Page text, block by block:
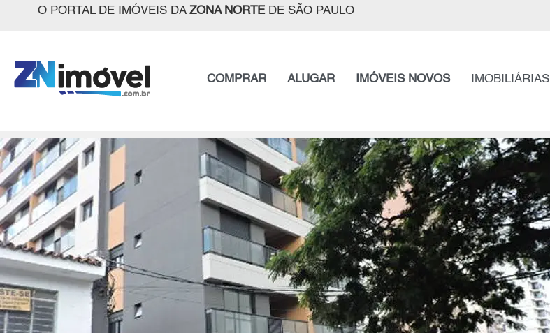
O PORTAL DE IMÓVEIS DA ZONA NORTEDE SÃO PAULO
COMPRAR ALUGAR IMÓVEIS NOVOS IMOBILIÁRIAS